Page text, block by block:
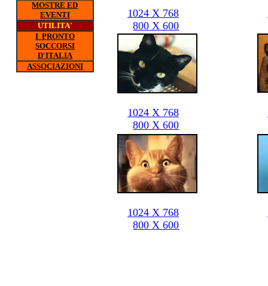
MOSTRE ED
EVENTI
UTILITA'
I PRONTO
SOCCORSI
D'ITALIA
ASSOCIAZIONI
1024 X 768
800 X 600
1024 X 768
800 X 600
1024 X 768
800 X 600